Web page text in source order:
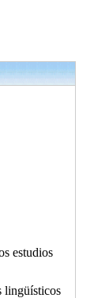
estudios
lingüísticos